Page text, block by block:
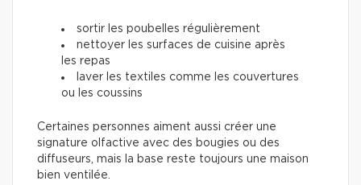
sortir les poubelles régulièrement
nettoyer les surfaces de cuisine après
les repas
laver les textiles comme les couvertures
ou les coussins
Certaines personnes aiment aussi créer une
signature olfactive avec des bougies ou des
diffuseurs, mais la base reste toujours une maison
bien ventilée.